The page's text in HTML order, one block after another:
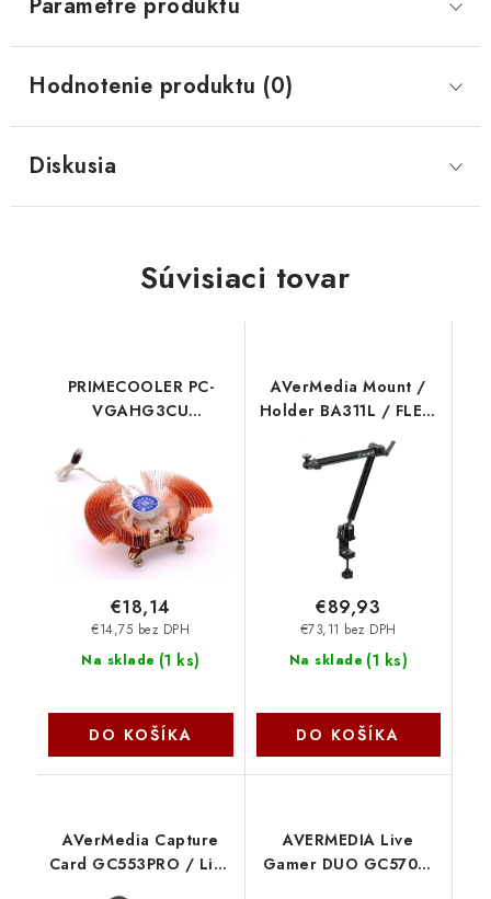
Hodnotenie produktu (0)
Diskusia
Súvisiaci tovar
PRIMECOOLER PC-
VGAHG3CU
Na sklade (1 ks)
€14,75 bez DPH
€18,14
DO KOŠÍKA
AVerMedia Mount /
Holder BA311L / FLEXI
go Black AverMedia
Na sklade (1 ks)
€73,11 bez DPH
€89,93
DO KOŠÍKA
AVerMedia Capture
Card GC553PRO / Live
AVERMEDIA Live
Gamer DUO GC570D,